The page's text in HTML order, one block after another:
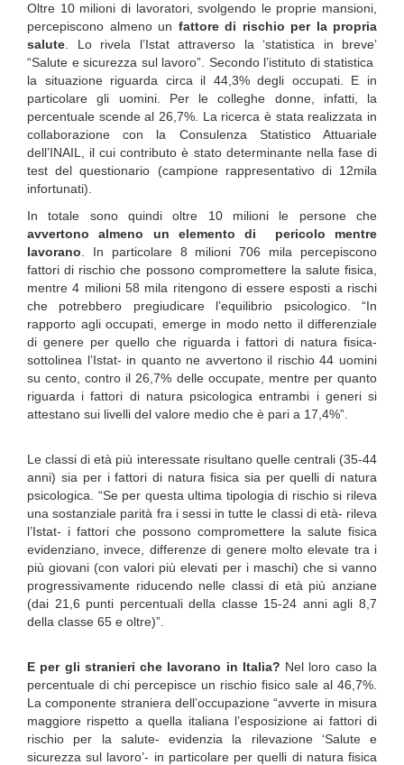
Oltre 10 milioni di lavoratori, svolgendo le proprie mansioni,
percepiscono almeno un fattore di rischio per la propria
salute . Lo rivela l’Istat attraverso la ‘statistica in breve’
“Salute e sicurezza sul lavoro”. Secondo l’istituto di statistica
la situazione riguarda circa il 44,3% degli occupati. E in
particolare gli uomini. Per le colleghe donne, infatti, la
percentuale scende al 26,7%. La ricerca è stata realizzata in
collaborazione con la Consulenza Statistico Attuariale
dell’INAIL, il cui contributo è stato determinante nella fase di
test del questionario (campione rappresentativo di 12mila
infortunati).
In totale sono quindi oltre 10 milioni le persone che
avvertono almeno un elemento di pericolo mentre
lavorano . In particolare 8 milioni 706 mila percepiscono
fattori di rischio che possono compromettere la salute fisica,
mentre 4 milioni 58 mila ritengono di essere esposti a rischi
che potrebbero pregiudicare l’equilibrio psicologico. “In
rapporto agli occupati, emerge in modo netto il differenziale
di genere per quello che riguarda i fattori di natura fisica-
sottolinea l’Istat- in quanto ne avvertono il rischio 44 uomini
su cento, contro il 26,7% delle occupate, mentre per quanto
riguarda i fattori di natura psicologica entrambi i generi si
attestano sui livelli del valore medio che è pari a 17,4%”.
Le classi di età più interessate risultano quelle centrali (35-44
anni) sia per i fattori di natura fisica sia per quelli di natura
psicologica. “Se per questa ultima tipologia di rischio si rileva
una sostanziale parità fra i sessi in tutte le classi di età- rileva
l’Istat- i fattori che possono compromettere la salute fisica
evidenziano, invece, differenze di genere molto elevate tra i
più giovani (con valori più elevati per i maschi) che si vanno
progressivamente riducendo nelle classi di età più anziane
(dai 21,6 punti percentuali della classe 15-24 anni agli 8,7
della classe 65 e oltre)”.
E per gli stranieri che lavorano in Italia? Nel loro caso la
percentuale di chi percepisce un rischio fisico sale al 46,7%.
La componente straniera dell’occupazione “avverte in misura
maggiore rispetto a quella italiana l’esposizione ai fattori di
rischio per la salute- evidenzia la rilevazione ‘Salute e
sicurezza sul lavoro’- in particolare per quelli di natura fisica